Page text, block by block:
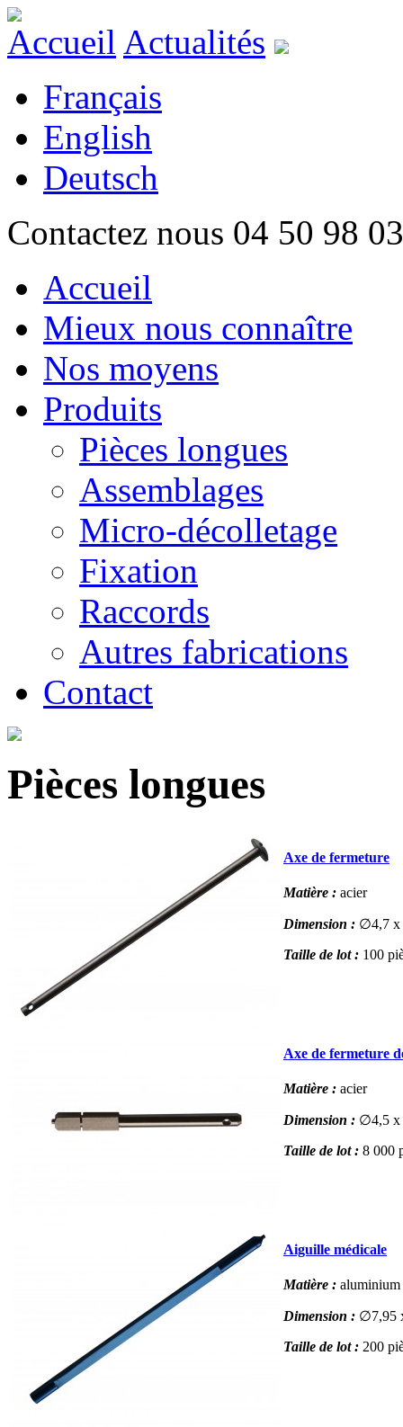
Accueil Actualités
Français
English
Deutsch
Contactez nous 04 50 98
Accueil
Mieux nous connaître
Nos moyens
Produits
Pièces longues
Assemblages
Micro-décolletage
Fixation
Raccords
Autres fabrications
Contact
Pièces longues
Axe de fermeture
Matière : acier
Dimension : ∅4,7 x
Taille de lot : 100
Axe de fermeture
Matière : acier
Dimension : ∅4,5 x
Taille de lot : 8 000
Aiguille médicale
Matière : aluminium
Dimension : ∅7,95
Taille de lot : 200